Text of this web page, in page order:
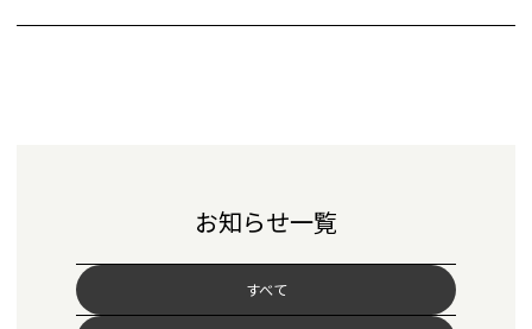
お知らせ一覧
すべて